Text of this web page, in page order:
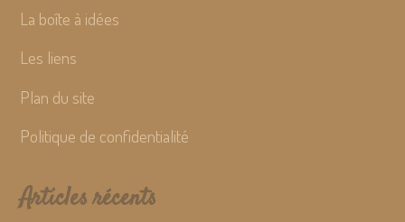
La boîte à idées
Les liens
Plan du site
Politique de confidentialité
Articles récents